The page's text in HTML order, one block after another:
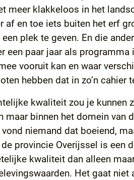
meer klakkeloos in het
en toe iets buiten het erf
plek te geven. En die
paar jaar als
vooruit kan en waar
hebben dat in zo’n cahier
kwaliteit zou je kunnen
binnen het domein
niemand dat boeiend,
provincie Overijssel is
kwaliteit dan alleen
Het gaat